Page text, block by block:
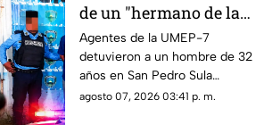
de un "hermano de la
iglesia" para jugar con
otros niños y la niña
terminó 4bus4d4
Agentes de la UMEP-7
detuvieron a un hombre de 32
años en San Pedro Sula
acusado de agredir
agosto 07, 2026 03:41 p. m.